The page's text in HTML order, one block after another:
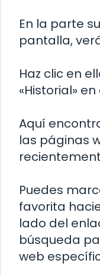
En la parte
pantalla,
Haz clic en
«Historial»
Aquí
las páginas
Puedes
favorita
lado del
búsqueda
web